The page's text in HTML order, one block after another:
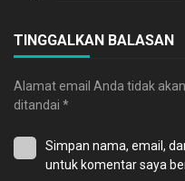
TINGGALKAN BALASAN
Alamat email Anda tidak
ditandai *
Simpan nama, email,
untuk komentar saya